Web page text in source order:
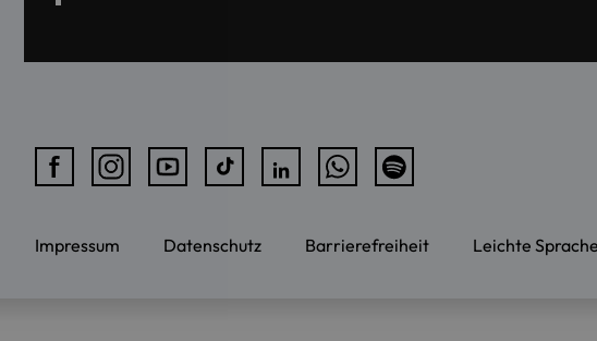
Impressum Datenschutz Barrierefreiheit Leichte Sprache